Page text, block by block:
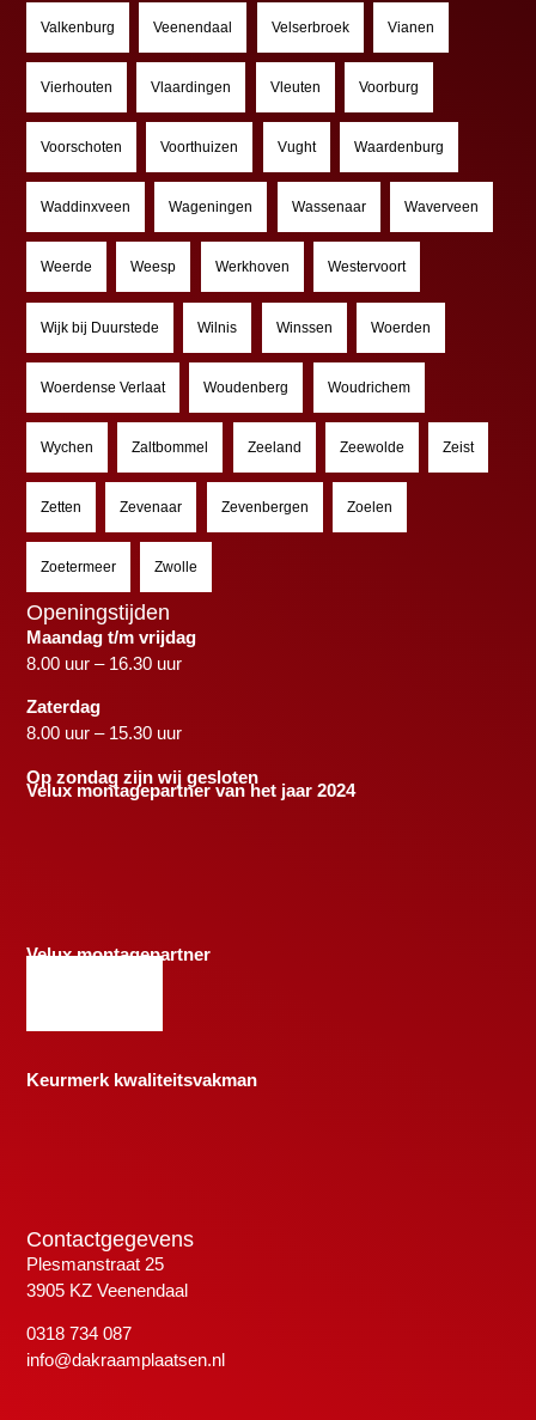
Valkenburg Veenendaal Velserbroek Vianen
Vierhouten Vlaardingen Vleuten Voorburg
Voorschoten Voorthuizen Vught Waardenburg
Waddinxveen Wageningen Wassenaar Waverveen
Weerde Weesp Werkhoven Westervoort
Wijk bij Duurstede Wilnis Winssen Woerden
Woerdense Verlaat Woudenberg Woudrichem
Wychen Zaltbommel Zeeland Zeewolde Zeist
Zetten Zevenaar Zevenbergen Zoelen
Zoetermeer Zwolle
Openingstijden
Maandag t/m vrijdag
8.00 uur – 16.30 uur
Zaterdag
8.00 uur – 15.30 uur
Op zondag zijn wij gesloten
Velux montagepartner van het jaar 2024
Velux montagepartner
Keurmerk kwaliteitsvakman
Contactgegevens
Plesmanstraat 25
3905 KZ Veenendaal
0318 734 087
info@dakraamplaatsen.nl